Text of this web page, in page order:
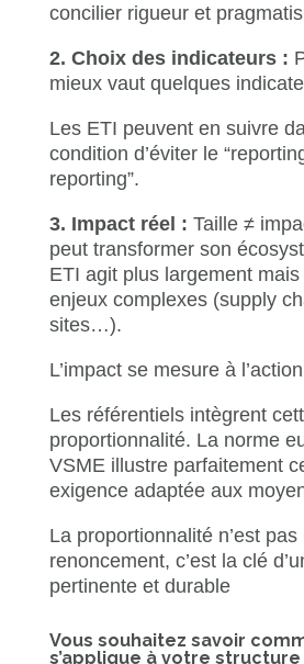
concilier rigueur et
2. Choix des indicateurs :
mieux vaut quelques
Les ETI peuvent en suivre
condition d’éviter le
reporting”.
3. Impact réel : Taille ≠
peut transformer son
ETI agit plus largement
enjeux complexes (supply
sites…).
L’impact se mesure à
Les référentiels intègrent
proportionnalité. La norme
VSME illustre parfaitement
exigence adaptée aux
La proportionnalité n’est pas
renoncement, c’est la clé
pertinente et durable
Vous souhaitez savoir
s’applique à votre structure